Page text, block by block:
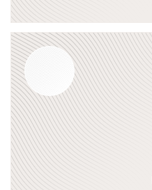
Подробнее о программе